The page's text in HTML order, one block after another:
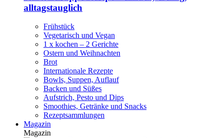
alltagstauglich
Frühstück
Vegetarisch und Vegan
1 x kochen – 2 Gerichte
Ostern und Weihnachten
Brot
Internationale Rezepte
Bowls, Suppen, Auflauf
Backen und Süßes
Aufstrich, Pesto und Dips
Smoothies, Getränke und Snacks
Rezeptsammlungen
Magazin
Magazin